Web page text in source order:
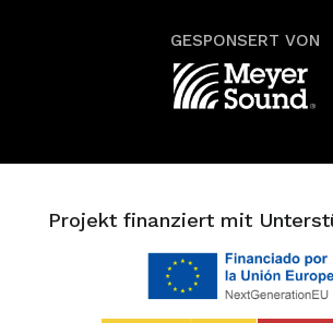
GESPONSERT VON
Projekt finanziert mit